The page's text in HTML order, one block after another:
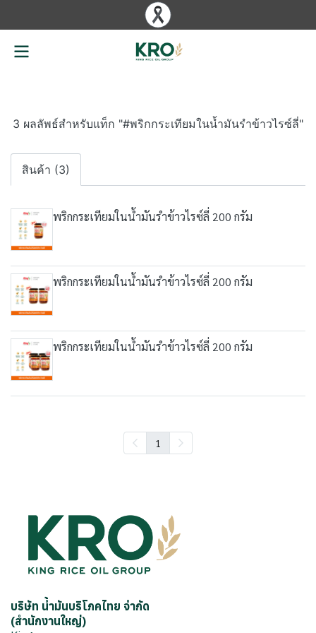
3 ผลลัพธ์สำหรับแท็ก "#พริกกระเทียมในน้ำมันรำข้าวไรซ์ลี่"
สินค้า (3)
พริกกระเทียมในน้ำมันรำข้าวไรซ์ลี่ 200 กรัม
พริกกระเทียมในน้ำมันรำข้าวไรซ์ลี่ 200 กรัม
พริกกระเทียมในน้ำมันรำข้าวไรซ์ลี่ 200 กรัม
1
บริษัท น้ำมันบริโภคไทย จำกัด
(สำนักงานใหญ่)